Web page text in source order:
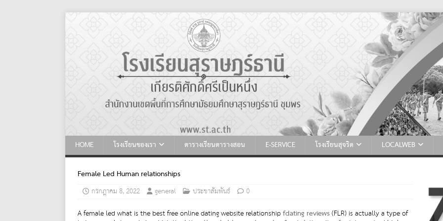
HOME โรงเรียนของเรา ตารางเรียนตารางสอน E-SERVICE โรงเรียนสุจริต LOCALWEB
Female Led Human relationships
กรกฎาคม 8, 2022
general ประชาสัมพันธ์
0
A female led what is the best free online dating website relationshipfdating reviews(FLR) is actually a type of